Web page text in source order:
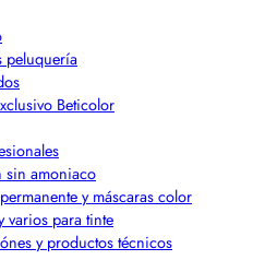
peluquería
Beticolor
sin amoniaco
y máscaras color
varios para tinte
y productos técnicos